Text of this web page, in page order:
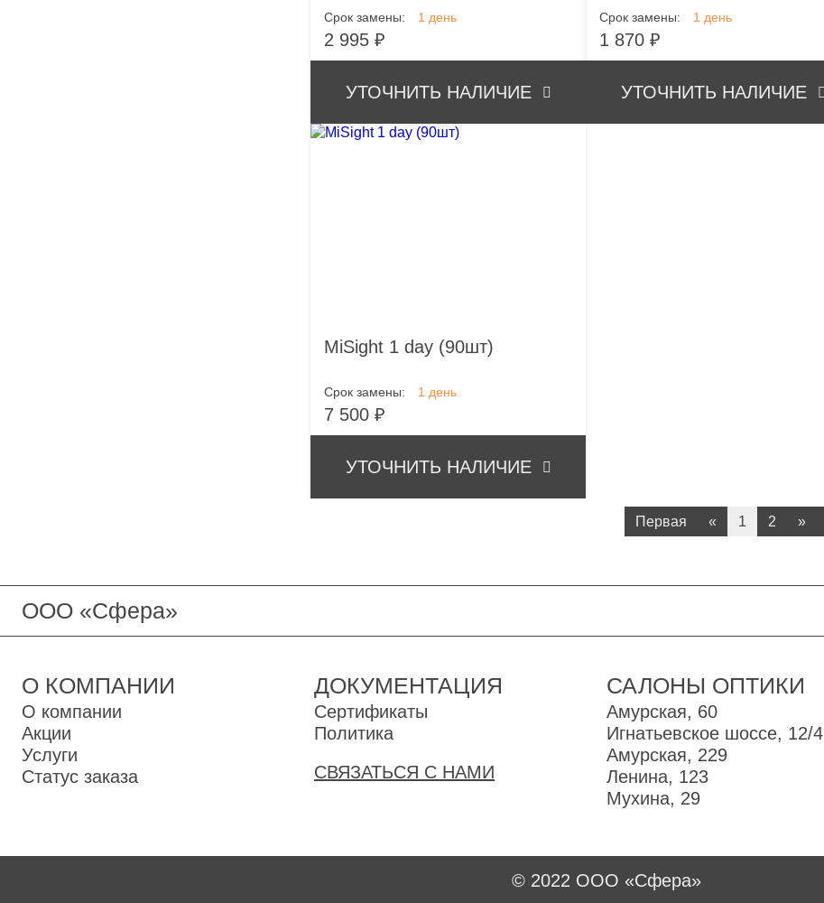
Срок замены: 1 день
2 995 ₽
УТОЧНИТЬ НАЛИЧИЕ
Срок замены: 1 день
1 870 ₽
УТОЧНИТЬ НАЛИЧИЕ
MiSight 1 day (90шт)
Срок замены: 1 день
7 500 ₽
УТОЧНИТЬ НАЛИЧИЕ
Первая « 1 2 »
ООО «Сфера»
О КОМПАНИИ
О компании
Акции
Услуги
Статус заказа
ДОКУМЕНТАЦИЯ
Сертификаты
Политика
СВЯЗАТЬСЯ С НАМИ
САЛОНЫ ОПТИКИ
Амурская, 60
Игнатьевское шоссе, 12/4
Амурская, 229
Ленина, 123
Мухина, 29
© 2022 ООО «Сфера»